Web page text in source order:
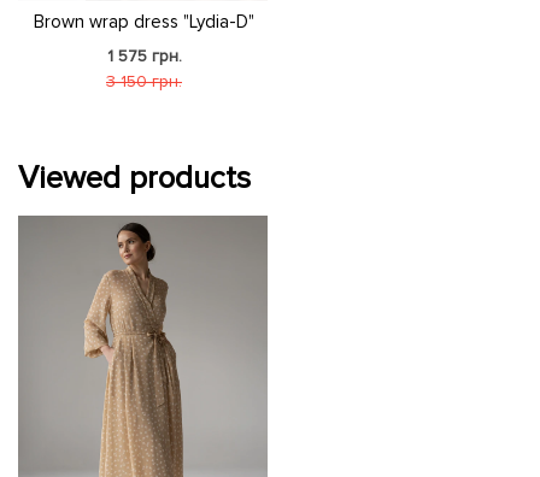
Brown wrap dress "Lydia-D"
1 575 грн.
3 150 грн.
Viewed products